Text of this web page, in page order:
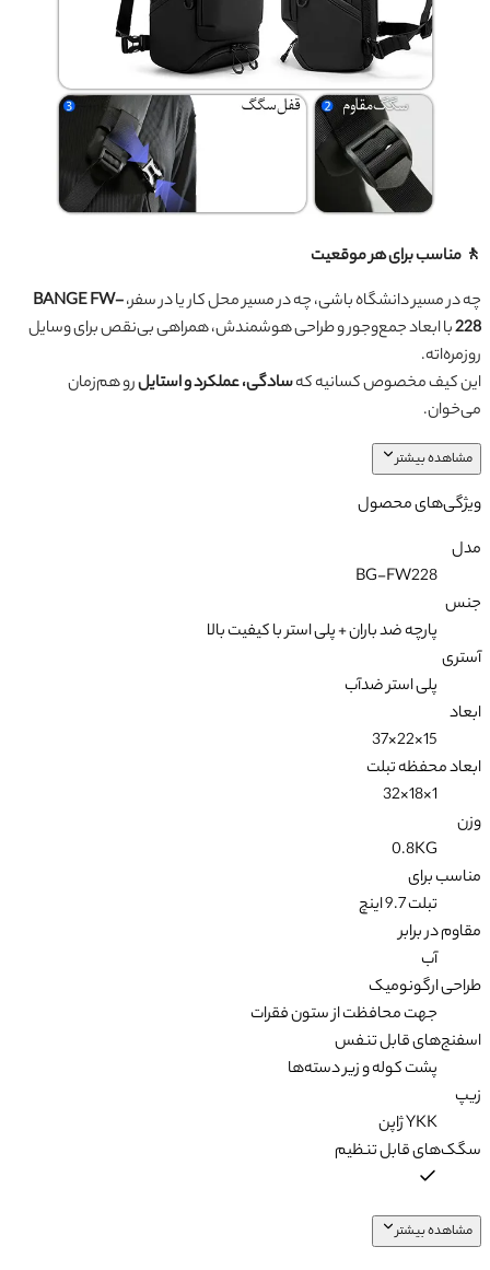
🚶 مناسب برای هر موقعیت
چه در مسیر دانشگاه باشی، چه در مسیر محل کار یا در سفر،BANGE FW-
228با ابعاد جمع‌وجور و طراحی هوشمندش، همراهی بی‌نقص برای وسایل
روزمره‌اته.
این کیف مخصوص کسانیه کهسادگی، عملکرد و استایلرو هم‌زمان
می‌خوان.
مشاهده بیشتر
ویژگی‌های محصول
مدل
BG-FW228
جنس
پارچه ضد باران + پلی استر با کیفیت بالا
آستری
پلی استر ضدآب
ابعاد
15×22×37
ابعاد محفظه تبلت
1×18×32
وزن
0.8KG
مناسب برای
تبلت 9.7 اینچ
مقاوم در برابر
آب
طراحی ارگونومیک
جهت محافظت از ستون فقرات
اسفنج‌های قابل تنفس
پشت کوله و زیر دسته‌ها
زیپ
YKK ژاپن
سگک‌های قابل تنظیم
مشاهده بیشتر